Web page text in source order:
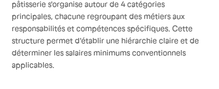
pâtisserie s'organise autour de 4 catégories
principales, chacune regroupant des métiers aux
responsabilités et compétences spécifiques. Cette
structure permet d'établir une hiérarchie claire et de
déterminer les salaires minimums conventionnels
applicables.